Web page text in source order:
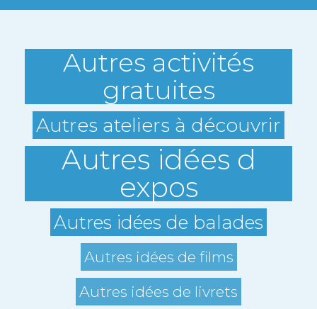
Autres activités
gratuites
Autres ateliers à découvrir
Autres idées d
expos
Autres idées de balades
Autres idées de films
Autres idées de livrets